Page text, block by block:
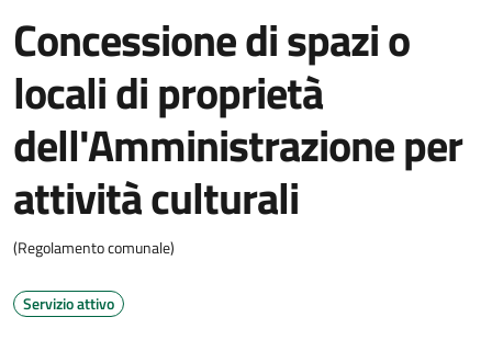
Concessione di spazi o
locali di proprietà
dell'Amministrazione per
attività culturali
(Regolamento comunale)
Servizio attivo